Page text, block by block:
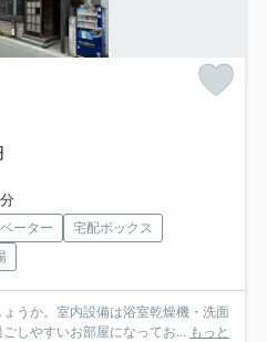
ーター
宅配ボックス
うか。室内設備は浴室乾燥機・洗面
しやすいお部屋になってお... もっと